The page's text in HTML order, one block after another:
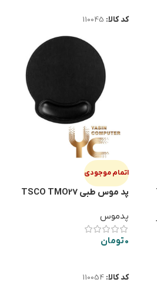
کد کالا: 110045
اتمام موجودی
پد موس طبی TSCO TMO27
پدموس
0تومان
کد کالا: 110054